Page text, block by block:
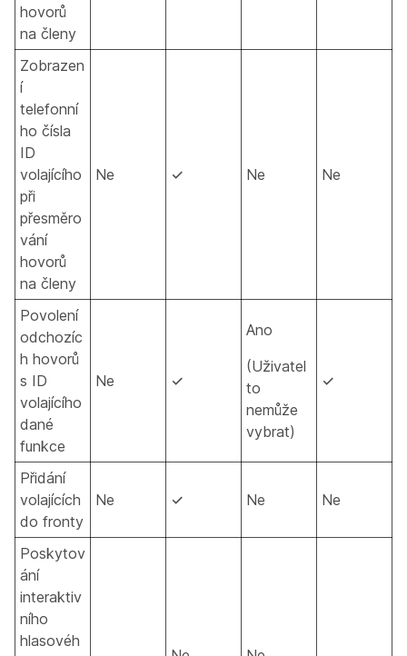
hovorů
na členy
Zobrazen
í
telefonní
ho čísla
ID
volajícího
při
přesměro
vání
hovorů
na členy
Ne ✓ Ne Ne
Povolení
odchozíc
h hovorů
s ID
volajícího
dané
funkce
Ne ✓
Ano
(Uživatel
to
nemůže
vybrat)
✓
Přidání
volajících
do fronty
Ne ✓ Ne Ne
Poskytov
ání
interaktiv
ního
hlasovéh